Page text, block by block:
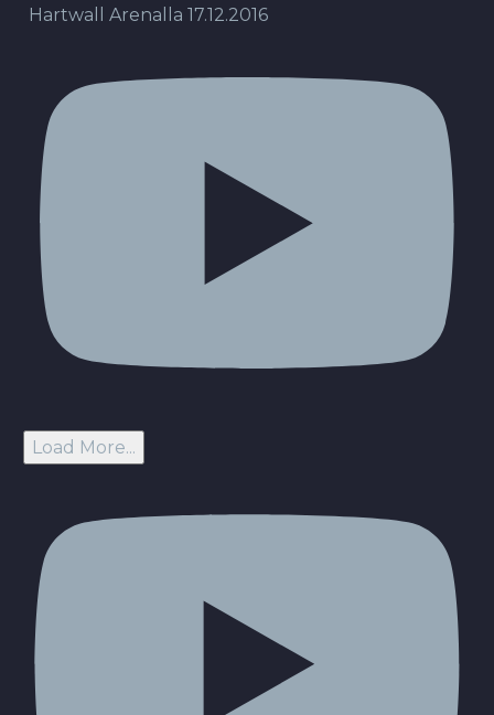
Hartwall Arenalla 17.12.2016
Load More...